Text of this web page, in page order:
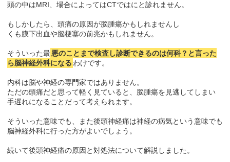
頭の中はMRI、場合によってはCTではにと診れません。
もしかしたら、頭痛の原因が脳腫瘍かもしれませんし
くも膜下出血や脳梗塞の前兆かもしれません。
そういった最悪のことまで検査し診断できるのは何科？と言った
ら脳神経外科になるわけです。
内科は脳や神経の専門家ではありません。
ただの頭痛だと思って軽く見ていると、脳腫瘍を見逃してしまい
手遅れになることだって考えられます。
そういった意味でも、また後頭神経痛は神経の病気という意味でも
脳神経外科に行った方がよいでしょう。
続いて後頭神経痛の原因と対処法について解説しました。